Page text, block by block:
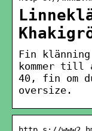
Fin
kommer till
40, fin om
oversize.